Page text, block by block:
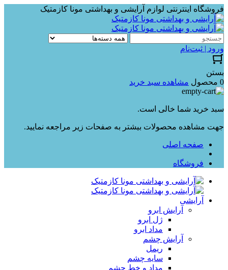
فروشگاه اینترنتی لوازم آرایشی و بهداشتی مونا کازمتیک
ورود | ثبت‌نام
بستن
0 محصول
مشاهده سبد خرید
سبد خرید شما خالی است.
جهت مشاهده محصولات بیشتر به صفحات زیر مراجعه نمایید.
صفحه اصلی
فروشگاه
آرایشی
آرایش ابرو
ژل ابرو
مداد ابرو
آرایش چشم
ریمل
سایه چشم
مداد و خط چشم